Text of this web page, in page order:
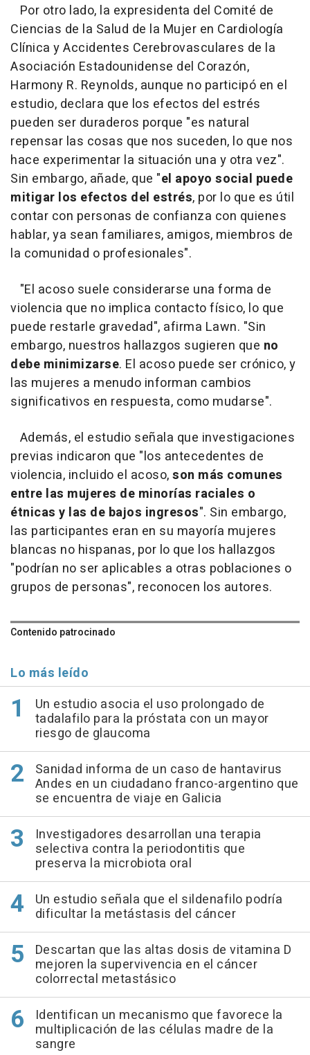
Por otro lado, la expresidenta del Comité de
Ciencias de la Salud de la Mujer en Cardiología
Clínica y Accidentes Cerebrovasculares de la
Asociación Estadounidense del Corazón,
Harmony R. Reynolds, aunque no participó en el
estudio, declara que los efectos del estrés
pueden ser duraderos porque "es natural
repensar las cosas que nos suceden, lo que nos
hace experimentar la situación una y otra vez".
Sin embargo, añade, que "el apoyo social puede
mitigar los efectos del estrés, por lo que es útil
contar con personas de confianza con quienes
hablar, ya sean familiares, amigos, miembros de
la comunidad o profesionales".
"El acoso suele considerarse una forma de
violencia que no implica contacto físico, lo que
puede restarle gravedad", afirma Lawn. "Sin
embargo, nuestros hallazgos sugieren que no
debe minimizarse. El acoso puede ser crónico, y
las mujeres a menudo informan cambios
significativos en respuesta, como mudarse".
Además, el estudio señala que investigaciones
previas indicaron que "los antecedentes de
violencia, incluido el acoso,son más comunes
entre las mujeres de minorías raciales o
étnicas y las de bajos ingresos". Sin embargo,
las participantes eran en su mayoría mujeres
blancas no hispanas, por lo que los hallazgos
"podrían no ser aplicables a otras poblaciones o
grupos de personas", reconocen los autores.
Contenido patrocinado
Lo más leído
Un estudio asocia el uso prolongado de
tadalafilo para la próstata con un mayor
riesgo de glaucoma
Sanidad informa de un caso de hantavirus
Andes en un ciudadano franco-argentino que
se encuentra de viaje en Galicia
Investigadores desarrollan una terapia
selectiva contra la periodontitis que
preserva la microbiota oral
Un estudio señala que el sildenafilo podría
dificultar la metástasis del cáncer
Descartan que las altas dosis de vitamina D
mejoren la supervivencia en el cáncer
colorrectal metastásico
Identifican un mecanismo que favorece la
multiplicación de las células madre de la
sangre